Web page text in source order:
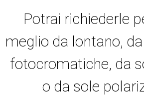
Potrai richiederle
meglio da lontano,
fotocromatiche, da
o da sole